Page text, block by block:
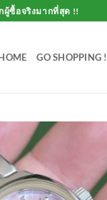
ผู้ซื้อจริงมากที่สุด !!
GO SHOPPING !